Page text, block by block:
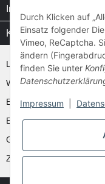
Informationen
Kataloge / Videos
Layher Videos und
WAKÜ
Ernst
Euroline
Günzburger
Zarges
Durch Klicken auf
Einsatz folgender
Vimeo, ReCaptcha.
ändern
finden Sie unter
Impressum